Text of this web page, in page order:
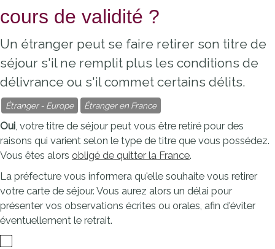
cours de validité ?
Un étranger peut se faire retirer son titre de
séjour s'il ne remplit plus les conditions de
délivrance ou s'il commet certains délits.
Étranger - Europe Étranger en France
Oui, votre titre de séjour peut vous être retiré pour des
raisons qui varient selon le type de titre que vous possédez.
Vous êtes alors obligé de quitter la France.
La préfecture vous informera qu'elle souhaite vous retirer
votre carte de séjour. Vous aurez alors un délai pour
présenter vos observations écrites ou orales, afin d'éviter
éventuellement le retrait.